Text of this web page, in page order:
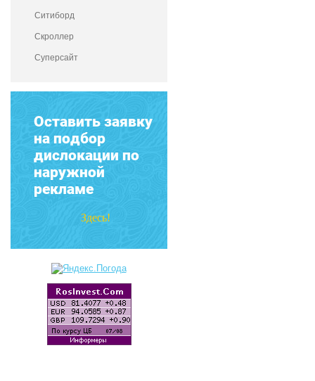
Ситиборд
Скроллер
Суперсайт
Оставить заявку
на подбор
дислокации по
наружной
рекламе
Здесь!